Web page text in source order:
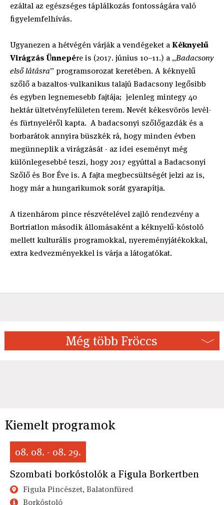
ezáltal az egészséges táplálkozás fontosságára való
figyelemfelhívás.
Ugyanezen a hétvégén várják a vendégeket a Kéknyelű
Virágzás Ünnepére is (2017. június 10–11.) a „Badacsony
első látásra” programsorozat keretében. A kéknyelű
szőlő a bazaltos-vulkanikus talajú Badacsony legősibb
és egyben legnemesebb fajtája; jelenleg mintegy 40
hektár ültetvényfelületen terem. Nevét kékesvörös levél-
és fürtnyeléről kapta. A badacsonyi szőlőgazdák és a
borbarátok annyira büszkék rá, hogy minden évben
megünneplik a virágzását - az idei eseményt még
különlegesebbé teszi, hogy 2017 egyúttal a Badacsonyi
Szőlő és Bor Éve is. A fajta megbecsültségét jelzi az is,
hogy már a hungarikumok sorát gyarapítja.
A tizenhárom pince részvételével zajló rendezvény a
Bortriatlon második állomásaként a kéknyelű-kóstoló
mellett kulturális programokkal, nyereményjátékokkal,
extra kedvezményekkel is várja a látogatókat.
Még több Fröccs
Kiemelt programok
08. 08. - 08. 29.
Szombati borkóstolók a Figula Borkertben
Figula Pincészet, Balatonfüred
Borkóstoló